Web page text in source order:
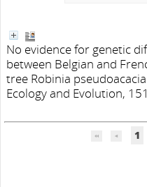
No evidence for genetic
between Belgian and
tree Robinia pseudoacacia
Ecology and Evolution,
1